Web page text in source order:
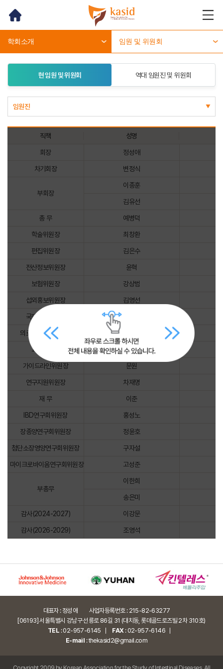
메뉴
열기
학회소개 임원 및 위원회
현 임원 및 위원회 역대 임원진 및 위원회
임원진
직책 성명
회장 정성애
차기회장 변정식
부회장
이종훈
김유선
총 무 예병덕
학술위원장 최창환
편집위원장 김은수
전산정보위원장 윤혁
보험위원장 강상범
섭외홍보위원장 김영선
국제교류위원장
의료정책윤리위원장
교육위원장 김성은
가이드라인위원장 문원
연구지원위원장 차재명
재 무 이준
IBD연구회위원장 홍성노
장종양연구회위원장 정윤호
첨단소장영양연구회위원장 구자설
마이크로바이옴연구회위원장 고성준
부총무
이한희
송은미
감사(2024-2027) 이강문
감사(2026-2029) 조영석
대표자 : 정성애
사업자등록번호 : 215-82-63277
[06193] 서울특별시 강남구 선릉로 86길 31 (대치동, 롯데골드로즈빌 2차 310호)
TEL :02-957-6145 FAX: 02-957-6146
E-mail :thekasid2@gmail.com